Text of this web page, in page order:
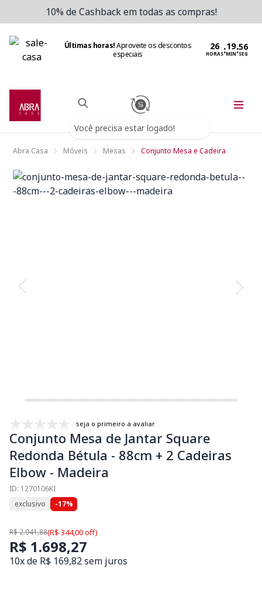
10% de Cashback em todas as compras!
Últimas horas!Aproveite os descontos
especiais
HORAS:MIN:SEG
Você precisa estar logado!
Abra Casa Móveis Mesas Conjunto Mesa e Cadeira
seja o primeiro a avaliar
Conjunto Mesa de Jantar Square
Redonda Bétula - 88cm + 2 Cadeiras
Elbow - Madeira
ID: 1270106KI
exclusivo
-17%
R$ 2.041,88(R$ 344,00 off)
R$ 1.698,27
10x de R$ 169,82 sem juros